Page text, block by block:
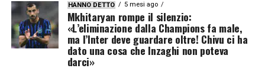
HANNO DETTO 5 mesi ago
Mkhitaryan rompe il silenzio:
«L’eliminazione dalla Champions fa male,
ma l’Inter deve guardare oltre! Chivu ci ha
dato una cosa che Inzaghi non poteva
darci»